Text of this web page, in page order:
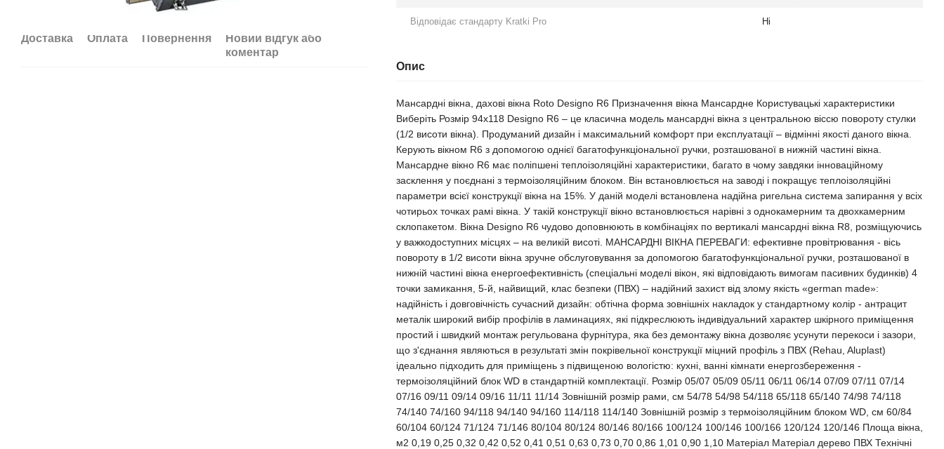
Доставка Оплата Повернення
Новий відгук або
коментар
Відповідає стандарту Kratki Pro Ні
Опис
Мансардні вікна, дахові вікна Roto Designo R6 Призначення вікна Мансардне Користувацькі характеристики
Виберіть Розмір 94х118 Designo R6 – це класична модель мансардні вікна з центральною віссю повороту стулки
(1/2 висоти вікна). Продуманий дизайн і максимальний комфорт при експлуатації – відмінні якості даного вікна.
Керують вікном R6 з допомогою однієї багатофункціональної ручки, розташованої в нижній частині вікна.
Мансардне вікно R6 має поліпшені теплоізоляційні характеристики, багато в чому завдяки інноваційному
засклення у поєднані з термоізоляційним блоком. Він встановлюється на заводі і покращує теплоізоляційні
параметри всієї конструкції вікна на 15%. У даній моделі встановлена надійна ригельна система запирання у всіх
чотирьох точках рамі вікна. У такій конструкції вікно встановлюється нарівні з однокамерним та двохкамерним
склопакетом. Вікна Designo R6 чудово доповнюють в комбінаціях по вертикалі мансардні вікна R8, розміщуючись
у важкодоступних місцях – на великій висоті. МАНСАРДНІ ВІКНА ПЕРЕВАГИ: ефективне провітрювання - вісь
повороту в 1/2 висоти вікна зручне обслуговування за допомогою багатофункціональної ручки, розташованої в
нижній частині вікна енергоефективність (спеціальні моделі вікон, які відповідають вимогам пасивних будинків) 4
точки замикання, 5-й, найвищий, клас безпеки (ПВХ) – надійний захист від злому якість «german made»:
надійність і довговічність сучасний дизайн: обтічна форма зовнішніх накладок у стандартному колір - антрацит
металік широкий вибір профілів в ламинациях, які підкреслюють індивідуальний характер шкірного приміщення
простий і швидкий монтаж регульована фурнітура, яка без демонтажу вікна дозволяє усунути перекоси і зазори,
що з'єднання являються в результаті змін покрівельної конструкції міцний профіль з ПВХ (Rehau, Aluplast)
ідеально підходить для приміщень з підвищеною вологістю: кухні, ванні кімнати енергозбереження -
термоізоляційний блок WD в стандартній комплектації. Розмір 05/07 05/09 05/11 06/11 06/14 07/09 07/11 07/14
07/16 09/11 09/14 09/16 11/11 11/14 Зовнішній розмір рами, см 54/78 54/98 54/118 65/118 65/140 74/98 74/118
74/140 74/160 94/118 94/140 94/160 114/118 114/140 Зовнішній розмір з термоізоляційним блоком WD, см 60/84
60/104 60/124 71/124 71/146 80/104 80/124 80/146 80/166 100/124 100/146 100/166 120/124 120/146 Площа вікна,
м2 0,19 0,25 0,32 0,42 0,52 0,41 0,51 0,63 0,73 0,70 0,86 1,01 0,90 1,10 Матеріал Матеріал дерево ПВХ Технічні